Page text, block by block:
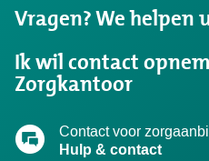
zocht?
Vragen? We helpen
Ik wil contact
Zorgkantoor
Contact voor
Hulp & contact